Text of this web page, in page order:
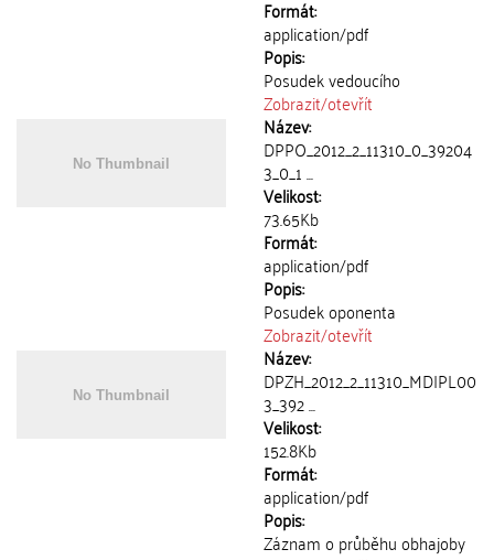
Formát:
application/pdf
Popis:
Posudek vedoucího
Zobrazit/otevřít
Název:
DPPO_2012_2_11310_0_39204
3_0_1 ...
Velikost:
73.65Kb
Formát:
application/pdf
Popis:
Posudek oponenta
Zobrazit/otevřít
Název:
DPZH_2012_2_11310_MDIPL00
3_392 ...
Velikost:
152.8Kb
Formát:
application/pdf
Popis:
Záznam o průběhu obhajoby